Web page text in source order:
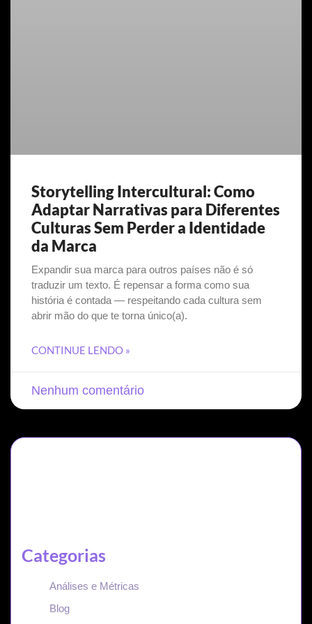
Storytelling Intercultural: Como
Adaptar Narrativas para Diferentes
Culturas Sem Perder a Identidade
da Marca
Expandir sua marca para outros países não é só
traduzir um texto. É repensar a forma como sua
história é contada — respeitando cada cultura sem
abrir mão do que te torna único(a).
CONTINUE LENDO »
Nenhum comentário
Categorias
Análises e Métricas
Blog